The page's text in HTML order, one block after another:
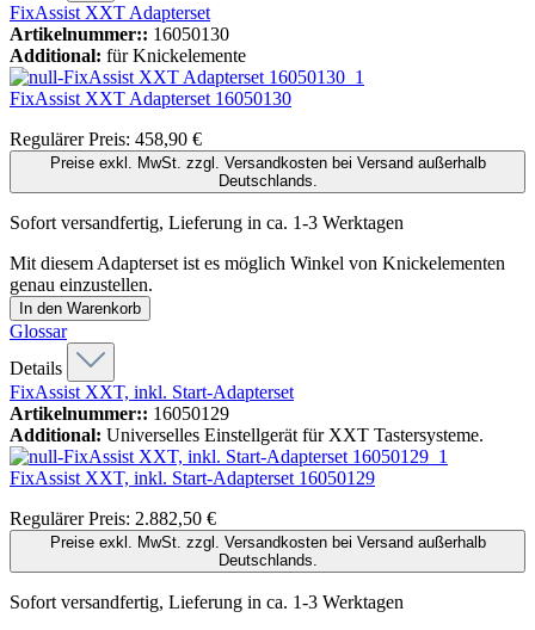
FixAssist XXT Adapterset
Artikelnummer:: 16050130
Additional: für Knickelemente
FixAssist XXT Adapterset 16050130
Regulärer Preis: 458,90 €
Preise exkl. MwSt. zzgl. Versandkosten bei Versand außerhalb
Deutschlands.
Sofort versandfertig, Lieferung in ca. 1-3 Werktagen
Mit diesem Adapterset ist es möglich Winkel von Knickelementen
genau einzustellen.
In den Warenkorb
Glossar
Details
FixAssist XXT, inkl. Start-Adapterset
Artikelnummer:: 16050129
Additional: Universelles Einstellgerät für XXT Tastersysteme.
FixAssist XXT, inkl. Start-Adapterset 16050129
Regulärer Preis: 2.882,50 €
Preise exkl. MwSt. zzgl. Versandkosten bei Versand außerhalb
Deutschlands.
Sofort versandfertig, Lieferung in ca. 1-3 Werktagen